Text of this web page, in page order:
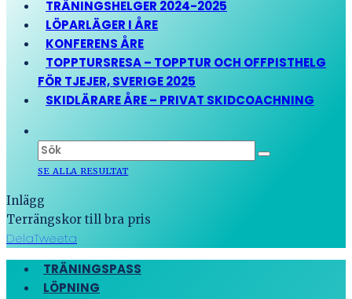
TRÄNINGSHELGER 2024-2025
LÖPARLÄGER I ÅRE
KONFERENS ÅRE
TOPPTURSRESA – TOPPTUR OCH OFFPISTHELG
FÖR TJEJER, SVERIGE 2025
SKIDLÄRARE ÅRE – PRIVAT SKIDCOACHNING
SE ALLA RESULTAT
Inlägg
Terrängskor till bra pris
DelaTweeta
TRÄNINGSPASS
LÖPNING